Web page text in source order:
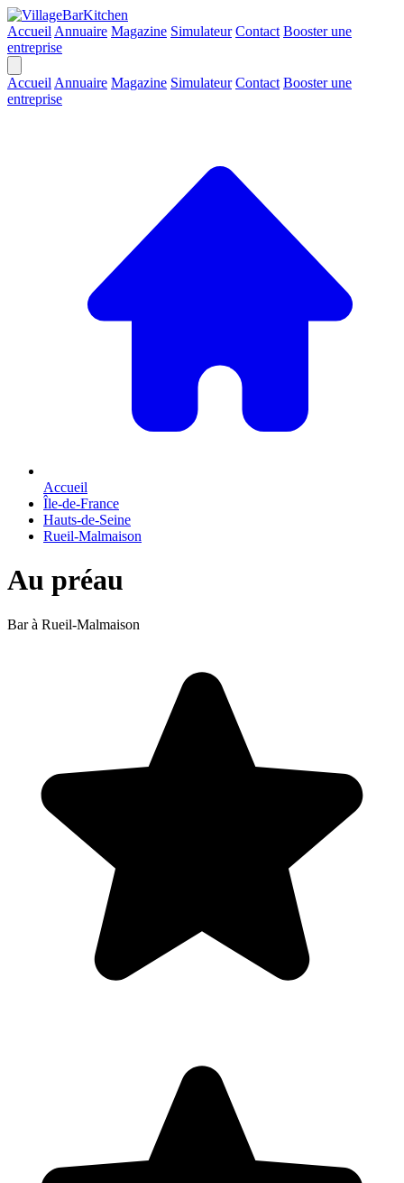
Accueil Annuaire Magazine Simulateur Contact Booster une
entreprise
Accueil Annuaire Magazine Simulateur Contact Booster une
entreprise
Accueil
Île-de-France
Hauts-de-Seine
Rueil-Malmaison
Au préau
Bar à Rueil-Malmaison